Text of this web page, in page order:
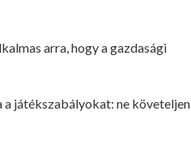
arra, hogy a gazdasági
játékszabályokat: ne követeljen